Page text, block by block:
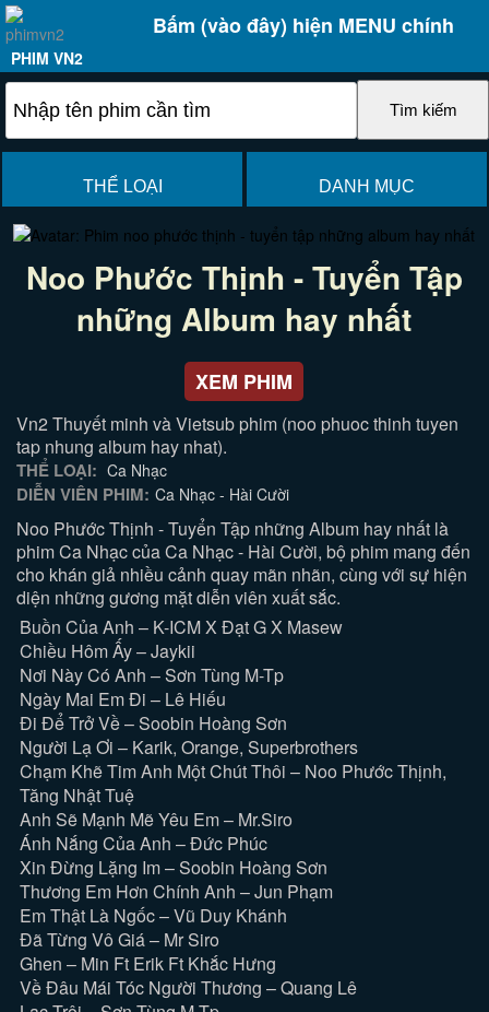
Bấm (vào đây) hiện MENU chính
PHIM VN2
THỂ LOẠI DANH MỤC
Noo Phước Thịnh - Tuyển Tập
những Album hay nhất
XEM PHIM
Vn2 Thuyết minh và Vietsub phim (noo phuoc thinh tuyen
tap nhung album hay nhat).
THỂ LOẠI: Ca Nhạc
DIỄN VIÊN PHIM: Ca Nhạc - Hài Cười
Noo Phước Thịnh - Tuyển Tập những Album hay nhất là
phim Ca Nhạc của Ca Nhạc - Hài Cười, bộ phim mang đến
cho khán giả nhiều cảnh quay mãn nhãn, cùng với sự hiện
diện những gương mặt diễn viên xuất sắc.
Buồn Của Anh – K-ICM X Đạt G X Masew
Chiều Hôm Ấy – Jaykii
Nơi Này Có Anh – Sơn Tùng M-Tp
Ngày Mai Em Đi – Lê Hiếu
Đi Để Trở Về – Soobin Hoàng Sơn
Người Lạ Ơi – Karik, Orange, Superbrothers
Chạm Khẽ Tim Anh Một Chút Thôi – Noo Phước Thịnh,
Tăng Nhật Tuệ
Anh Sẽ Mạnh Mẽ Yêu Em – Mr.Siro
Ánh Nắng Của Anh – Đức Phúc
Xin Đừng Lặng Im – Soobin Hoàng Sơn
Thương Em Hơn Chính Anh – Jun Phạm
Em Thật Là Ngốc – Vũ Duy Khánh
Đã Từng Vô Giá – Mr Siro
Ghen – Min Ft Erik Ft Khắc Hưng
Về Đâu Mái Tóc Người Thương – Quang Lê